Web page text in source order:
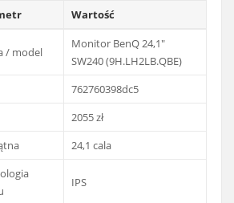
Wartość
/ model
Monitor BenQ 24,1"
SW240 (9H.LH2LB.QBE)
762760398dc5
2055 zł
24,1 cala
IPS